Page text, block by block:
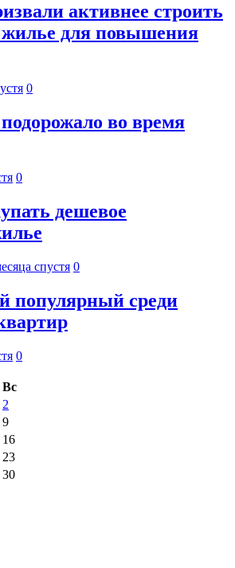
активнее строить
жилье для повышения
0
во время
0
дешевое
спустя 0
популярный среди
0
Вс
2
9
16
23
30